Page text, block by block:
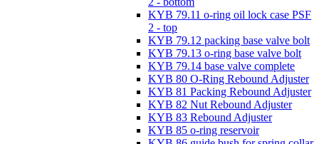
KYB 79.11 o-ring oil lock case PSF
2 - top
KYB 79.12 packing base valve bolt
KYB 79.13 o-ring base valve bolt
KYB 79.14 base valve complete
KYB 80 O-Ring Rebound Adjuster
KYB 81 Packing Rebound Adjuster
KYB 82 Nut Rebound Adjuster
KYB 83 Rebound Adjuster
KYB 85 o-ring reservoir